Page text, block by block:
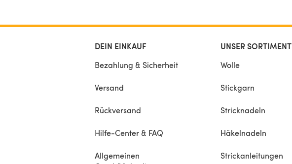
DEIN EINKAUF
Bezahlung & Sicherheit
Versand
Rückversand
Hilfe-Center & FAQ
Allgemeinen
UNSER SORTIMENT
Wolle
Stickgarn
Stricknadeln
Häkelnadeln
Strickanleitungen